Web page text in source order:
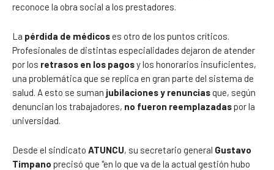
reconoce la obra social a los prestadores.
La pérdida de médicoses otro de los puntos críticos.
Profesionales de distintas especialidades dejaron de atender
por los retrasos en los pagosy los honorarios insuficientes,
una problemática que se replica en gran parte del sistema de
salud. A esto se suman jubilaciones y renunciasque, según
denuncian los trabajadores, no fueron reemplazadaspor la
universidad.
Desde el sindicato ATUNCU, su secretario general Gustavo
Timpano precisó que "en lo que va de la actual gestión hubo